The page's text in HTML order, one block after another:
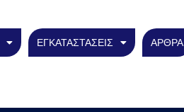
ΕΓΚΑΤΑΣΤΑΣΕΙΣ ΑΡΘΡΑ